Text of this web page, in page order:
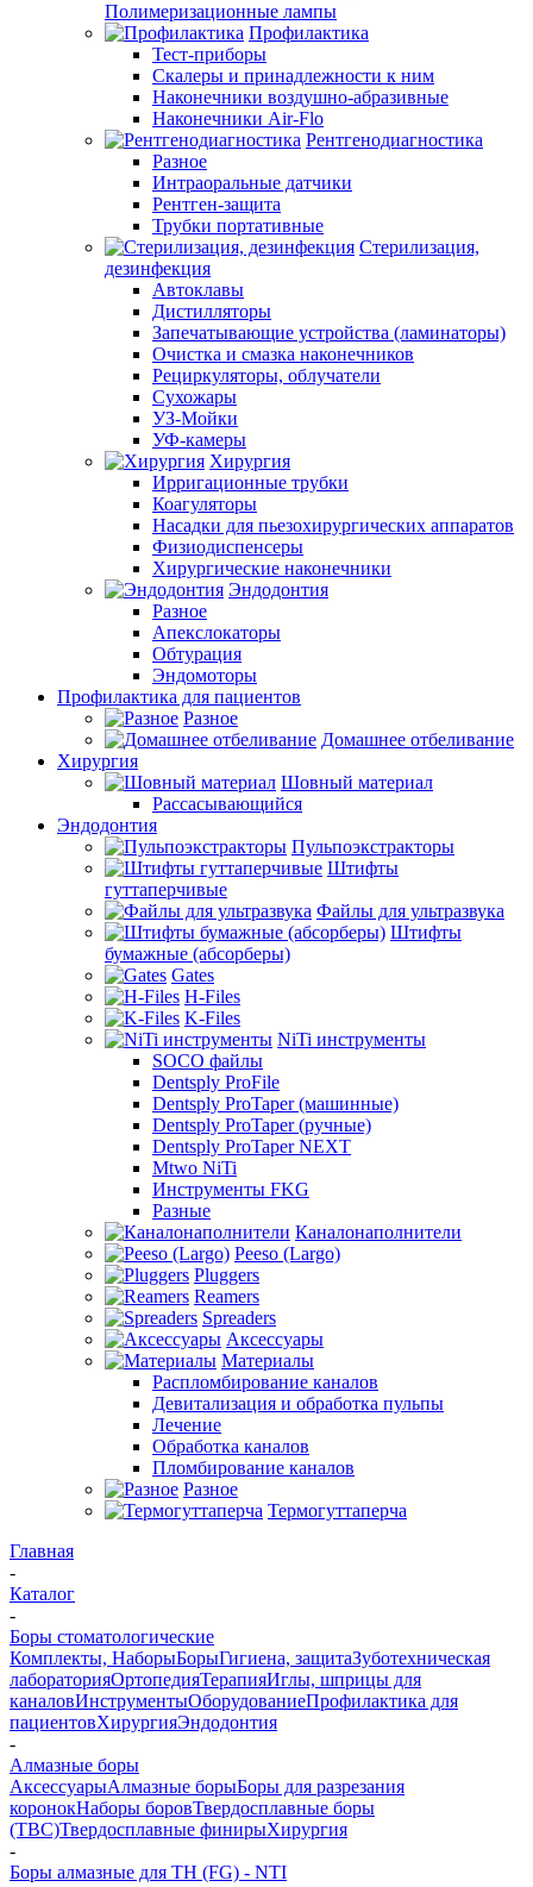
Полимеризационные лампы
Профилактика
Тест-приборы
Скалеры и принадлежности к ним
Наконечники воздушно-абразивные
Наконечники Air-Flo
Рентгенодиагностика
Разное
Интраоральные датчики
Рентген-защита
Трубки портативные
Стерилизация,
дезинфекция
Автоклавы
Дистилляторы
Запечатывающие устройства (ламинаторы)
Очистка и смазка наконечников
Рециркуляторы, облучатели
Сухожары
УЗ-Мойки
УФ-камеры
Хирургия
Ирригационные трубки
Коагуляторы
Насадки для пьезохирургических аппаратов
Физиодиспенсеры
Хирургические наконечники
Эндодонтия
Разное
Апекслокаторы
Обтурация
Эндомоторы
Профилактика для пациентов
Разное
Домашнее отбеливание
Хирургия
Шовный материал
Рассасывающийся
Эндодонтия
Пульпоэкстракторы
Штифты
гуттаперчивые
Файлы для ультразвука
Штифты
бумажные (абсорберы)
Gates
H-Files
K-Files
NiTi инструменты
SOCO файлы
Dentsply ProFile
Dentsply ProTaper (машинные)
Dentsply ProTaper (ручные)
Dentsply ProTaper NEXT
Mtwo NiTi
Инструменты FKG
Разные
Каналонаполнители
Peeso (Largo)
Pluggers
Reamers
Spreaders
Аксессуары
Материалы
Распломбирование каналов
Девитализация и обработка пульпы
Лечение
Обработка каналов
Пломбирование каналов
Разное
Термогуттаперча
Главная
-
Каталог
-
Боры стоматологические
Комплекты, НаборыБорыГигиена, защитаЗуботехническая
лабораторияОртопедияТерапияИглы, шприцы для
каналовИнструментыОборудованиеПрофилактика для
пациентовХирургияЭндодонтия
-
Алмазные боры
АксессуарыАлмазные борыБоры для разрезания
коронокНаборы боровТвердосплавные боры
(ТВС)Твердосплавные финирыХирургия
-
Боры алмазные для ТН (FG) - NTI